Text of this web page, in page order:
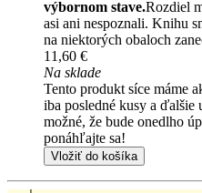
výbornom stave.Rozdiel
asi ani nespoznali. Knihu
na niektorých obaloch
11,60 €
Na sklade
Tento produkt síce máme
iba posledné kusy a ďalšie
možné, že bude onedlho
ponáhľajte sa!
Vložiť do košíka